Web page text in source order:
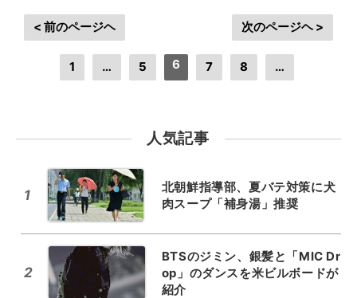
< 前のページヘ
1 … 5 6 7 8 …
次のページヘ >
人気記事
1
北朝鮮指導部、夏バテ対策に犬
肉スープ「補身湯」推奨
2
BTSのジミン、銀髪と「MIC Dr
op」のダンスを米ビルボードが
紹介